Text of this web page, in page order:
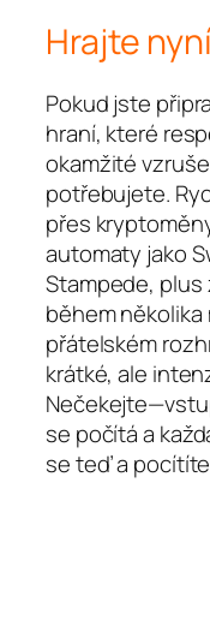
Hrajte
Pokud jste
hraní, které
okamžité
potřebujete.
přes
automaty jako
Stampede,
během
přátelském
krátké, ale
se počítá a
se teď a